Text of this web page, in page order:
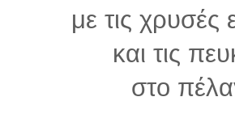
με τις χρυσές
και τις
στο